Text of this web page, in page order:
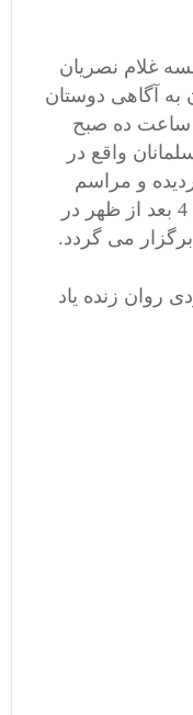
غلام نصریان
به آگاهی دوستان
ساعت ده صبح
مسلمانان واقع در
و مراسم
فاتحه در همین روز از ساعت 1 تا 4 بعد از ظهر در
می گردد.
روان زنده یاد